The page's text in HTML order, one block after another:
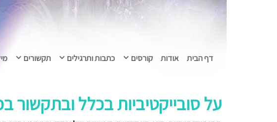
דף הבית אודות קורסים כתבות ותרגילים תקשורים
על סובייקטיביות בכלל ובתקשור